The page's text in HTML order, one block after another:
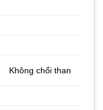
Không chổi than